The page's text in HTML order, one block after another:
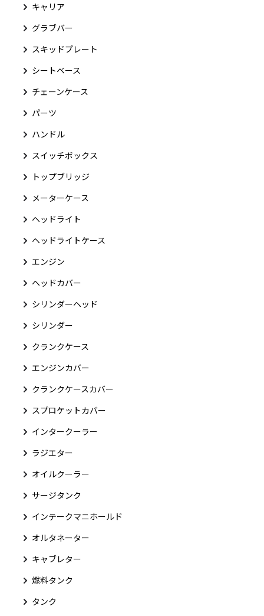
キャリア
グラブバー
スキッドプレート
シートベース
チェーンケース
パーツ
ハンドル
スイッチボックス
トップブリッジ
メーターケース
ヘッドライト
ヘッドライトケース
エンジン
ヘッドカバー
シリンダーヘッド
シリンダー
クランクケース
エンジンカバー
クランクケースカバー
スプロケットカバー
インタークーラー
ラジエター
オイルクーラー
サージタンク
インテークマニホールド
オルタネーター
キャブレター
燃料タンク
タンク